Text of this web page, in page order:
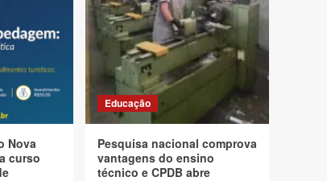
Nova
curso
Educação
Pesquisa nacional comprova
vantagens do ensino
técnico e CPDB abre